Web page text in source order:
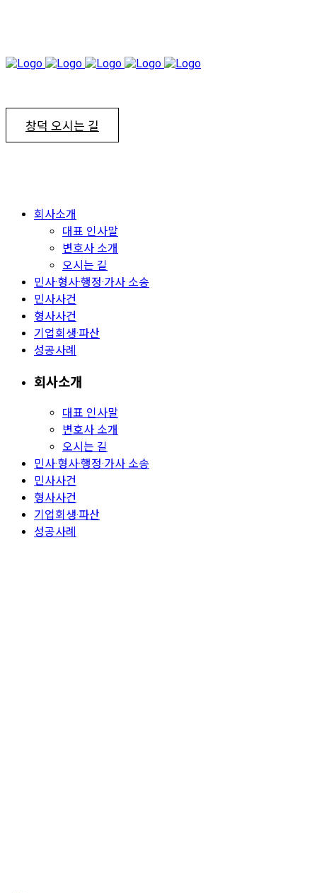
창덕 오시는 길
회사소개
대표 인사말
변호사 소개
오시는 길
민사·형사·행정·가사 소송
민사사건
형사사건
기업회생·파산
성공사례
회사소개
대표 인사말
변호사 소개
오시는 길
민사·형사·행정·가사 소송
민사사건
형사사건
기업회생·파산
성공사례